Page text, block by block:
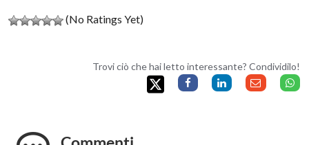
(No Ratings Yet)
Trovi ciò che hai letto interessante? Condividilo!